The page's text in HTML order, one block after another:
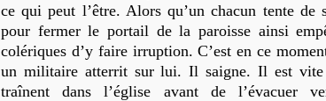
ce qui peut l’être. Alors qu’un chacun tente de
pour fermer le portail de la paroisse ainsi
colériques d’y faire irruption. C’est en ce
un militaire atterrit sur lui. Il saigne. Il est vite
traînent dans l’église avant de l’évacuer